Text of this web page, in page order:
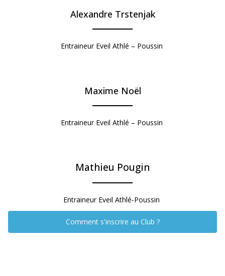
Alexandre Trstenjak
Entraineur Eveil Athlé – Poussin
Maxime Noël
Entraineur Eveil Athlé – Poussin
Mathieu Pougin
Entraineur Eveil Athlé-Poussin
Comment s'inscrire au Club ?